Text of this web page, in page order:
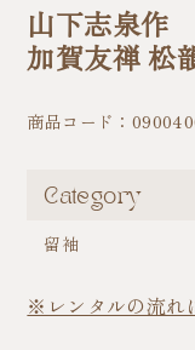
山下志泉作
加賀友禅 松
商品コード：
Category
留袖
※レンタルの流れ